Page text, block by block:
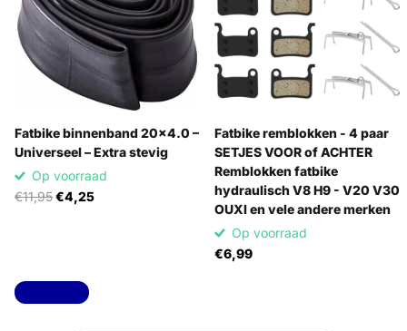
Fatbike binnenband 20x4.0 –
Universeel – Extra stevig
Op voorraad
€11,95€4,25
Fatbike remblokken - 4 paar
SETJES VOOR of ACHTER
Remblokken fatbike
hydraulisch V8 H9 - V20 V30
OUXI en vele andere merken
Op voorraad
€6,99
Toon alles